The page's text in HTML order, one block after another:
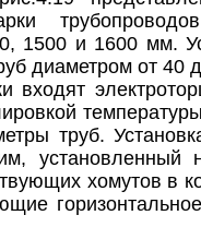
1500 и 1600 мм.
диаметром от 40
входят
труб.
установленный
хомутов в